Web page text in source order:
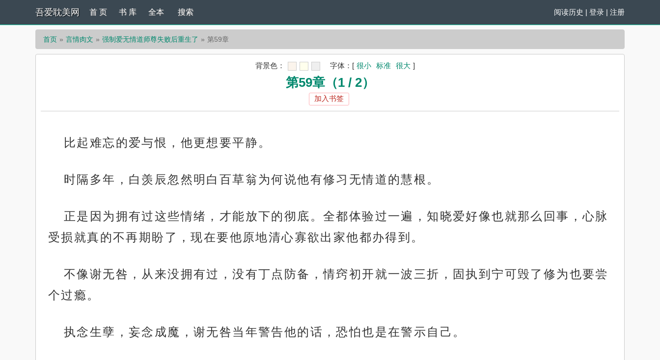
吾爱耽美网 阅读历史 | 登录 | 注册
首 页 书 库 全本 搜索
首页 言情肉文 强制爱无情道师尊失败后重生了 第59章
背景色： 字体： [ 很小 标准 很大 ]
第59章（1 / 2）
加入书签
比起难忘的爱与恨，他更想要平静。
时隔多年，白羡辰忽然明白百草翁为何说他有修习无情道的慧根。
正是因为拥有过这些情绪，才能放下的彻底。全都体验过一遍，知晓爱好像也就那么回事，心脉
受损就真的不再期盼了，现在要他原地清心寡欲出家他都办得到。
不像谢无咎，从来没拥有过，没有丁点防备，情窍初开就一波三折，固执到宁可毁了修为也要尝
个过瘾。
执念生孽，妄念成魔，谢无咎当年警告他的话，恐怕也是在警示自己。